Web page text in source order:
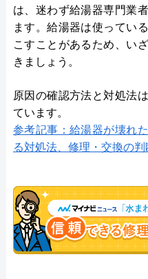
は、迷わず給湯器専門業
ます。給湯器は使ってい
こすことがあるため、い
きましょう。
原因の確認方法と対処法
ています。
参考記事：給湯器が壊れ
る対処法、修理・交換の判